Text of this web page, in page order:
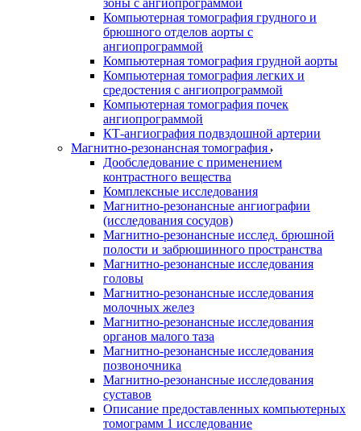
зоны с ангиопрограммой
Компьютерная томография грудного и
брюшного отделов аорты с
ангиопрограммой
Компьютерная томография грудной аорты
Компьютерная томография легких и
средостения с ангиопрограммой
Компьютерная томография почек
ангиопрограммой
КТ-ангиография подвздошной артерии
Магнитно-резонансная томография
Дообследование с применением
контрастного вещества
Комплексные исследования
Магнитно-резонансные ангиографии
(исследования сосудов)
Магнитно-резонансные исслед. брюшной
полости и забрюшинного пространства
Магнитно-резонансные исследования
головы
Магнитно-резонансные исследования
молочных желез
Магнитно-резонансные исследования
органов малого таза
Магнитно-резонансные исследования
позвоночника
Магнитно-резонансные исследования
суставов
Описание предоставленных компьютерных
томограмм 1 исследование